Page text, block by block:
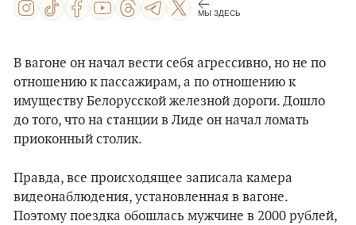
МЫ ЗДЕСЬ
В вагоне он начал вести себя агрессивно, но не по
отношению к пассажирам, а по отношению к
имуществу Белорусской железной дороги. Дошло
до того, что на станции в Лиде он начал ломать
приоконный столик.
Правда, все происходящее записала камера
видеонаблюдения, установленная в вагоне.
Поэтому поездка обошлась мужчине в 2000 рублей,